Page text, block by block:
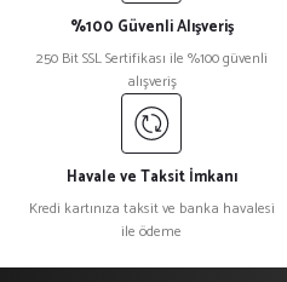
%100 Güvenli Alışveriş
250 Bit SSL Sertifikası ile %100 güvenli
alışveriş
Havale ve Taksit İmkanı
Kredi kartınıza taksit ve banka havalesi
ile ödeme